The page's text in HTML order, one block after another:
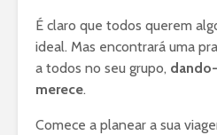
É claro que todos querem
ideal. Mas encontrará uma
a todos no seu grupo,
merece.
Comece a planear a sua